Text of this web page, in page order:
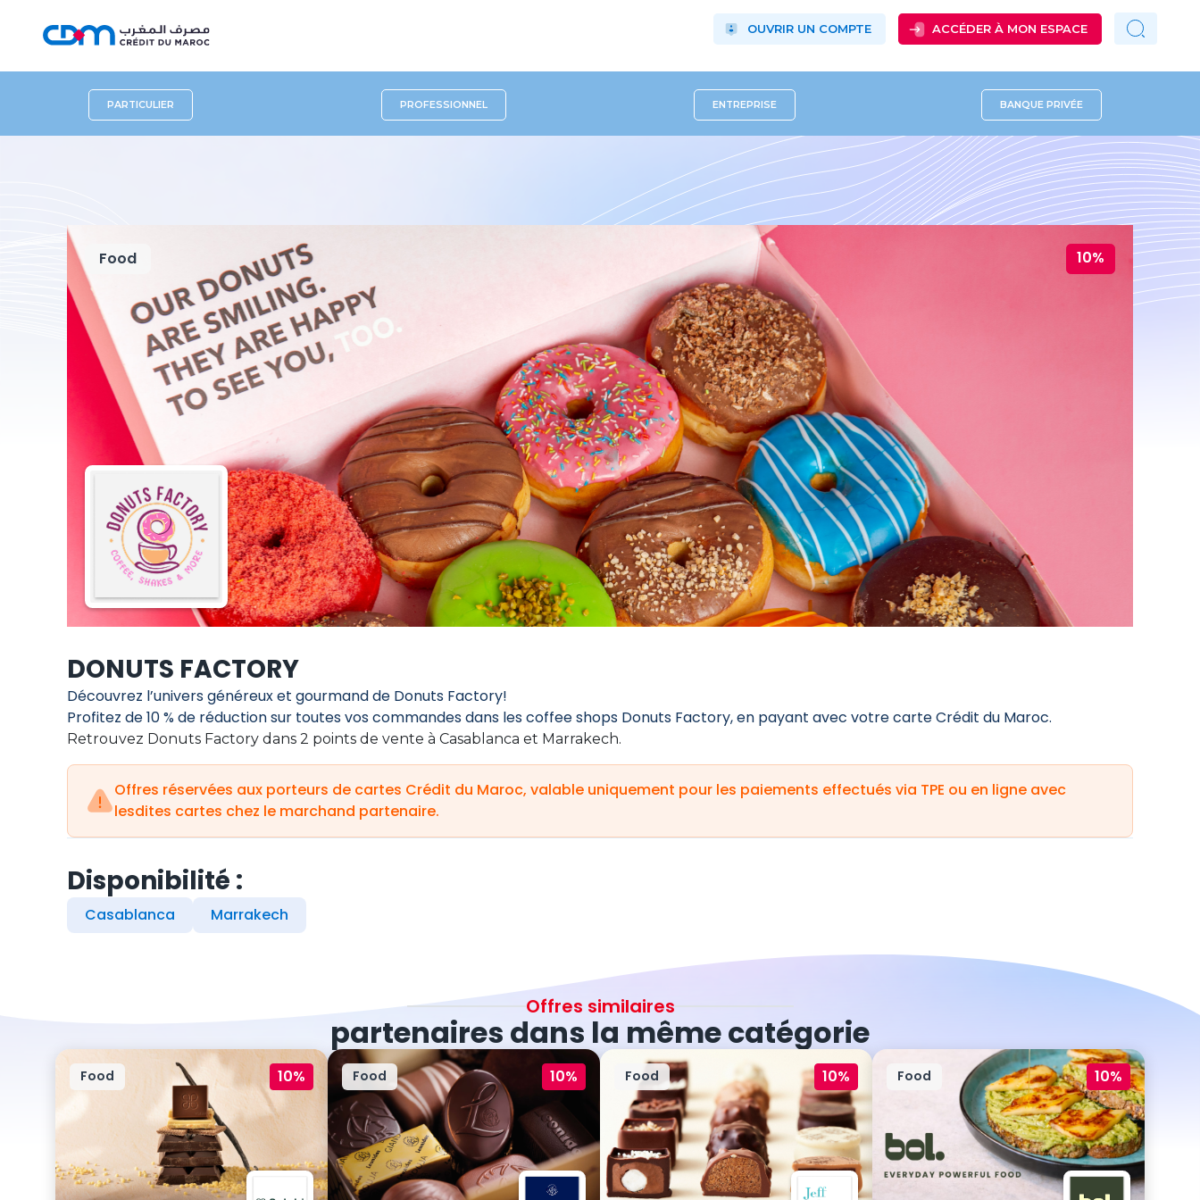
OUVRIR UN COMPTE ACCÉDER À MON ESPACE
PARTICULIER PROFESSIONNEL ENTREPRISE BANQUE PRIVÉE
Food 10%
DONUTS FACTORY
Découvrez l’univers généreux et gourmand de Donuts Factory!
Profitez de 10 % de réduction sur toutes vos commandes dans les coffee shops Donuts Factory, en payant avec votre carte Crédit du Maroc.
Retrouvez Donuts Factory dans 2 points de vente à Casablanca et Marrakech.
Offres réservées aux porteurs de cartes Crédit du Maroc, valable uniquement pour les paiements effectués via TPE ou en ligne avec
lesdites cartes chez le marchand partenaire.
Disponibilité :
Casablanca Marrakech
Offres similaires
partenaires dans la même catégorie
Food 10% Food 10% Food 10% Food 10%